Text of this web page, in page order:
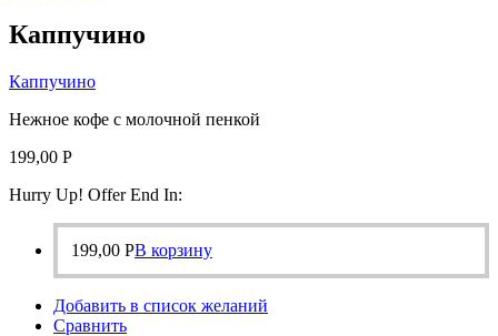
Каппучино
Каппучино
Нежное кофе с молочной пенкой
199,00 Р
Hurry Up! Offer End In:
199,00 РВ корзину
Добавить в список желаний
Сравнить